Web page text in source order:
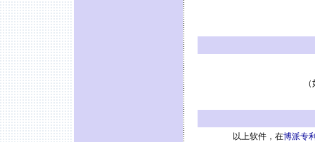
以上软件，在博派专